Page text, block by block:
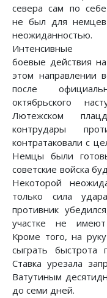
севера сам по себе
не был для немцев
неожиданностью.
Интенсивные
боевые действия на
этом направлении
после
октябрьского
Лютежском
контрудары
контратаковали с
Немцы были
советские войска
Некоторой
только сила
противник
участке не имеют
Кроме того, на
сыграть быстрота
Ставка урезала
Ватутиным
до семи дней.